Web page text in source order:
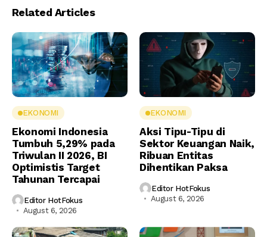
Related Articles
EKONOMI
Ekonomi Indonesia
Tumbuh 5,29% pada
Triwulan II 2026, BI
Optimistis Target
Tahunan Tercapai
Editor HotFokus
August 6, 2026
EKONOMI
Aksi Tipu-Tipu di
Sektor Keuangan Naik,
Ribuan Entitas
Dihentikan Paksa
Editor HotFokus
August 6, 2026